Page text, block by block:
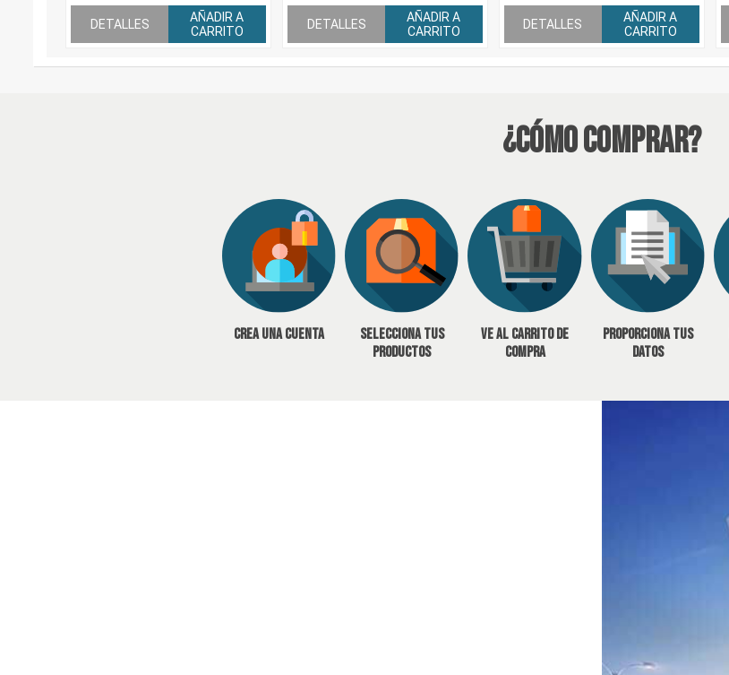
DETALLES
AÑADIR A
CARRITO
DETALLES
AÑADIR A
CARRITO
DETALLES
AÑADIR A
CARRITO
¿Cómo Comprar?
Crea una cuenta
Selecciona tus
productos
Ve al carrito de
compra
Proporciona tus
datos